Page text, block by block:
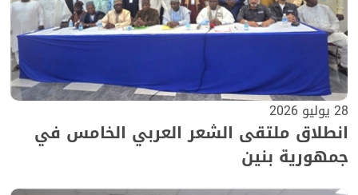
28 يوليو 2026
انطلاق ملتقى الشعر العربي الخامس في
جمهورية بنين